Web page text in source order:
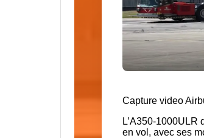
Capture video
L’A350-1000ULR
en vol, avec ses